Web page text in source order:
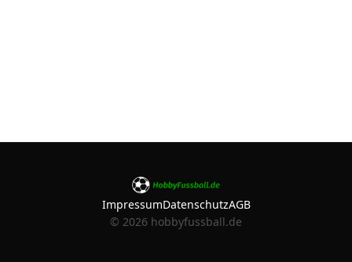
ImpressumDatenschutzAGB
© 2026 hobbyfussball.de